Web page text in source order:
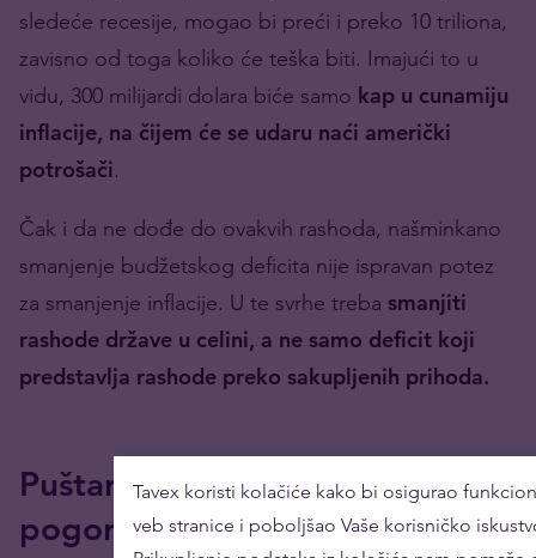
sledeće recesije, mogao bi preći i preko 10 triliona,
zavisno od toga koliko će teška biti. Imajući to u
vidu, 300 milijardi dolara biće samo kap u cunamiju
inflacije, na čijem će se udaru naći američki
potrošači.
Čak i da ne dođe do ovakvih rashoda, našminkano
smanjenje budžetskog deficita nije ispravan potez
za smanjenje inflacije. U te svrhe treba smanjiti
rashode države u celini, a ne samo deficit koji
predstavlja rashode preko sakupljenih prihoda.
Puštanje mašti na volju
pogoršava inflaciju
Tavex koristi kolačiće kako bi osigurao
veb stranice i poboljšao Vaše korisničko